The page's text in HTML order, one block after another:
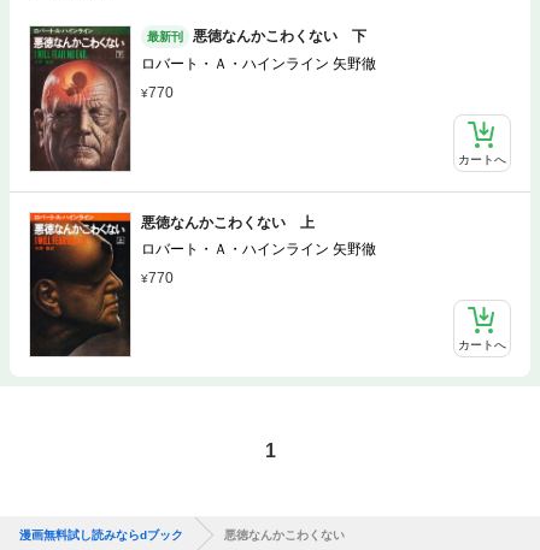
最新刊
悪徳なんかこわくない 下
ロバート・Ａ・ハインライン 矢野徹
770
カートへ
悪徳なんかこわくない 上
ロバート・Ａ・ハインライン 矢野徹
770
カートへ
1
漫画無料試し読みならdブック 悪徳なんかこわくない